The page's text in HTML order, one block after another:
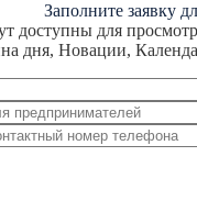
Заполните заявку
доступны для
дня, Новации,